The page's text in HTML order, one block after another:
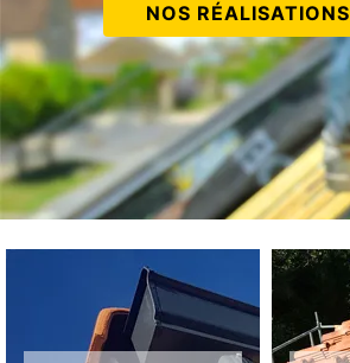
NOS RÉALISATIONS